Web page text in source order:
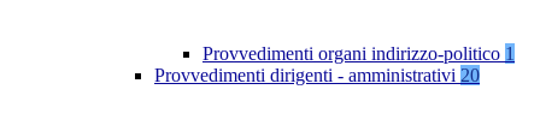
Provvedimenti organi indirizzo-politico 1
Provvedimenti dirigenti - amministrativi 20